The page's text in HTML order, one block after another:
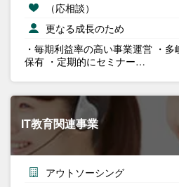
（応相談）
更なる成長のため
・毎期利益率の高い事業運営 ・
保有 ・定期的にセミナー…
IT教育関連事業
アウトソーシング